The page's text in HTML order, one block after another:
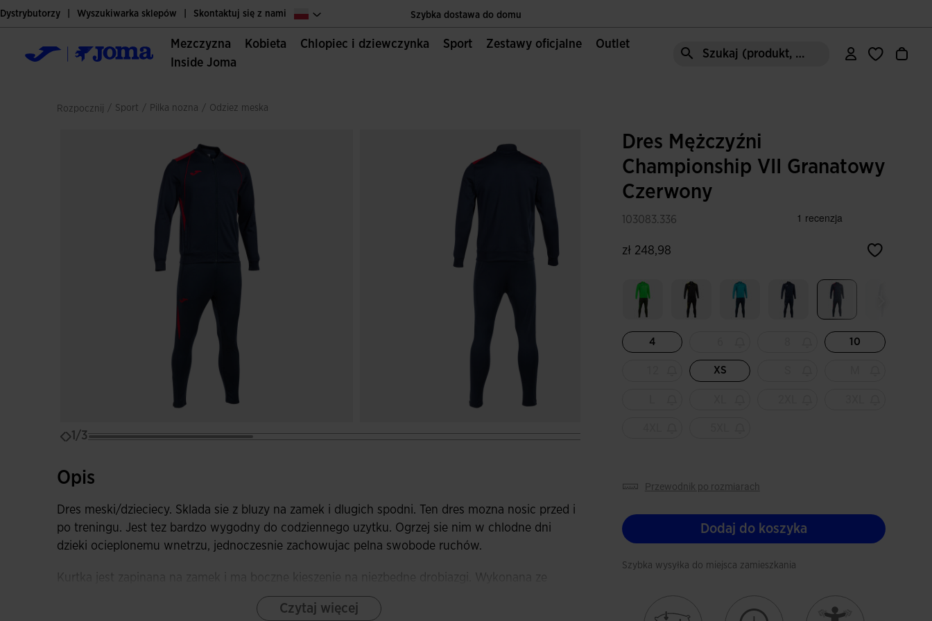
Szybka dostawa do domu
Jedyna oficjalna strona internetowa JOMA SPORT
Dystrybutorzy Wyszukiwarka sklepów Skontaktuj się z nami
Mezczyzna Kobieta Chlopiec i dziewczynka Sport Zestawy oficjalne
Outlet
Inside Joma
Szukaj (produkt, styl, obszar, ect.)
Rozpocznij / sport / pilka nozna / odziez meska
1/3
Opis
Dres meski/dzieciecy. Sklada sie z bluzy na zamek i dlugich spodni. Ten dres mozna nosic przed i
po treningu. Jest tez bardzo wygodny do codziennego uzytku. Ogrzej sie nim w chlodne dni
dzieki ocieplonemu wnetrzu, jednoczesnie zachowujac pelna swobode ruchów.
Kurtka jest zapinana na zamek i ma boczne kieszenie na niezbedne drobiazgi. Wykonana ze
sciagacza (rib) na kolnierzu, dole i mankietach, co zapewnia idealne dopasowanie i izolacje od
zimna. Jej design charakteryzuje sie kontrastowymi cieciami kolorystycznymi w okolicy ramion,
Czytaj więcej
Dres Mężczyźni
Championship VII Granatowy
Czerwony
103083.336
zł 248,98
4 10
XS
przewodnik po rozmiarach
Dodaj do koszyka
Szybka wysyłka do miejsca zamieszkania